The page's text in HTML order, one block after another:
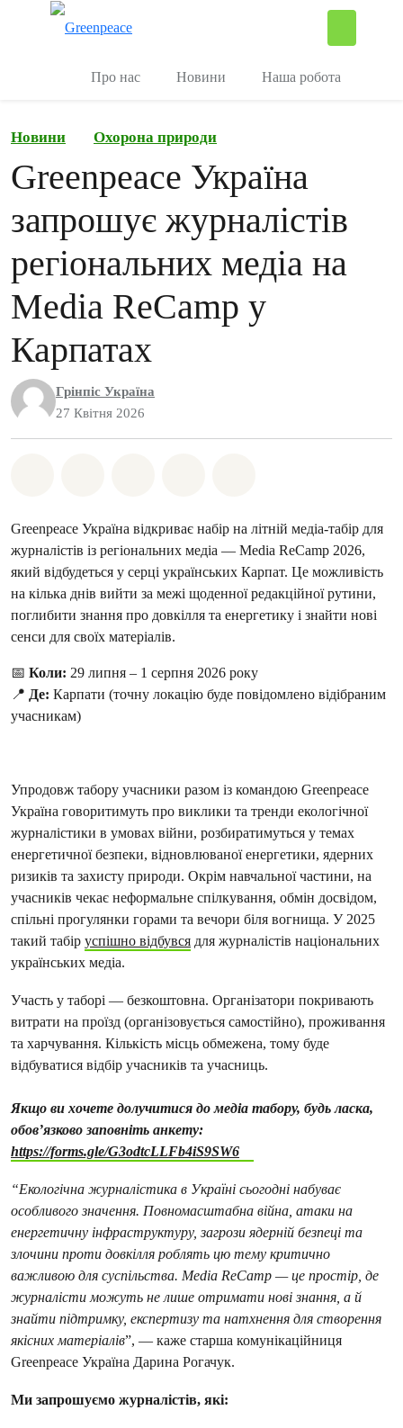
Про нас Новини Наша робота
Новини Охорона природи
Greenpeace Україна
запрошує журналістів
регіональних медіа на
Media ReCamp у
Карпатах
Грінпіс Україна
27 Квітня 2026
Greenpeace Україна відкриває набір на літній медіа-табір для
журналістів із регіональних медіа — Media ReCamp 2026,
який відбудеться у серці українських Карпат. Це можливість
на кілька днів вийти за межі щоденної редакційної рутини,
поглибити знання про довкілля та енергетику і знайти нові
сенси для своїх матеріалів.
📅 Коли: 29 липня – 1 серпня 2026 року
📍 Де: Карпати (точну локацію буде повідомлено відібраним
учасникам)
Упродовж табору учасники разом із командою Greenpeace
Україна говоритимуть про виклики та тренди екологічної
журналістики в умовах війни, розбиратимуться у темах
енергетичної безпеки, відновлюваної енергетики, ядерних
ризиків та захисту природи. Окрім навчальної частини, на
учасників чекає неформальне спілкування, обмін досвідом,
спільні прогулянки горами та вечори біля вогнища. У 2025
такий табір успішно відбувся для журналістів національних
українських медіа.
Участь у таборі — безкоштовна. Організатори покривають
витрати на проїзд (організовується самостійно), проживання
та харчування. Кількість місць обмежена, тому буде
відбуватися відбір учасників та учасниць.
Якщо ви хочете долучитися до медіа табору, будь ласка,
обов’язково заповніть анкету:
https://forms.gle/G3odtcLLFb4iS9SW6
“Екологічна журналістика в Україні сьогодні набуває
особливого значення. Повномасштабна війна, атаки на
енергетичну інфраструктуру, загрози ядерній безпеці та
злочини проти довкілля роблять цю тему критично
важливою для суспільства. Media ReCamp — це простір, де
журналісти можуть не лише отримати нові знання, а й
знайти підтримку, експертизу та натхнення для створення
якісних матеріалів”, — каже старша комунікаційниця
Greenpeace Україна Дарина Рогачук.
Ми запрошуємо журналістів, які: